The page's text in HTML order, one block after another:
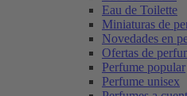
Eau de Toilette
Miniaturas de
Novedades en
Ofertas de
Perfume popular
Perfume unisex